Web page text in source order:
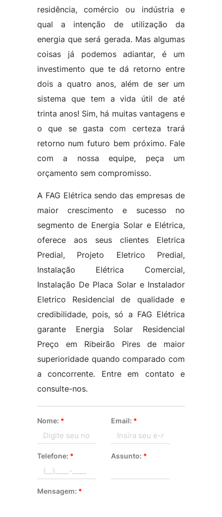
residência, comércio ou indústria e
qual a intenção de utilização da
energia que será gerada. Mas algumas
coisas já podemos adiantar, é um
investimento que te dá retorno entre
dois a quatro anos, além de ser um
sistema que tem a vida útil de até
trinta anos! Sim, há muitas vantagens e
o que se gasta com certeza trará
retorno num futuro bem próximo. Fale
com a nossa equipe, peça um
orçamento sem compromisso.
A FAG Elétrica sendo das empresas de
maior crescimento e sucesso no
segmento de Energia Solar e Elétrica,
oferece aos seus clientes Eletrica
Predial, Projeto Eletrico Predial,
Instalação Elétrica Comercial,
Instalação De Placa Solar e Instalador
Eletrico Residencial de qualidade e
credibilidade, pois, só a FAG Elétrica
garante Energia Solar Residencial
Preço em Ribeirão Pires de maior
superioridade quando comparado com
a concorrente. Entre em contato e
consulte-nos.
Nome: * Email: *
Telefone: * Assunto: *
Mensagem: *